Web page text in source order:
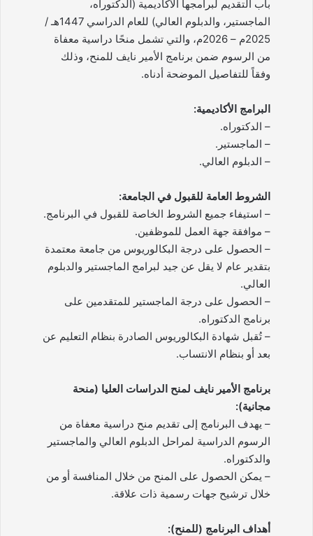
باب التقديم لبرامجها الأكاديمية (الدكتوراه،
الماجستير، والدبلوم العالي) للعام الدراسي 1447هـ /
2025م – 2026م، والتي تشمل منحًا دراسية معفاة
من الرسوم ضمن برنامج الأمير نايف للمنح، وذلك
وفقاً للتفاصيل الموضحة أدناه.
البرامج الأكاديمية:
– الدكتوراه.
– الماجستير.
– الدبلوم العالي.
الشروط العامة للقبول في الجامعة:
– استيفاء جميع الشروط الخاصة للقبول في البرنامج.
– موافقة جهة العمل للموظفين.
– الحصول على درجة البكالوريوس من جامعة معتمدة
بتقدير عام لا يقل عن جيد لبرامج الماجستير والدبلوم
العالي.
– الحصول على درجة الماجستير للمتقدمين على
برنامج الدكتوراه.
– تُقبل شهادة البكالوريوس الصادرة بنظام التعليم عن
بعد أو بنظام الانتساب.
برنامج الأمير نايف لمنح الدراسات العليا (منحة
مجانية):
– يهدف البرنامج إلى تقديم منح دراسية معفاة من
الرسوم الدراسية لمراحل الدبلوم العالي والماجستير
والدكتوراه.
– يمكن الحصول على المنح من خلال المنافسة أو من
خلال ترشيح جهات رسمية ذات علاقة.
أهداف البرنامج (للمنح):